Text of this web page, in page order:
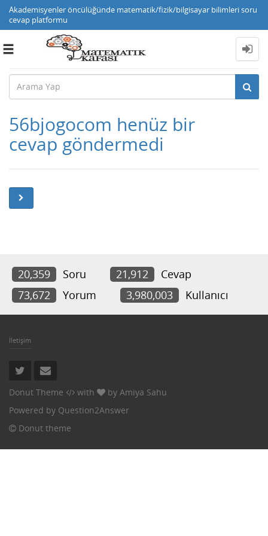
Akademisyenler öncülüğünde matematik/fizik/bilgisayar bilimleri soru
cevap platformu
Toggle
56bjogocom henüz bir
cevap göndermedi
20,359 Soru 21,912
Cevap
73,672
Yorum 3,980,003 Kullanıcı
İletişim
Donut Theme with by Amiya Sahu
Powered by Question2Answer
Donut theme